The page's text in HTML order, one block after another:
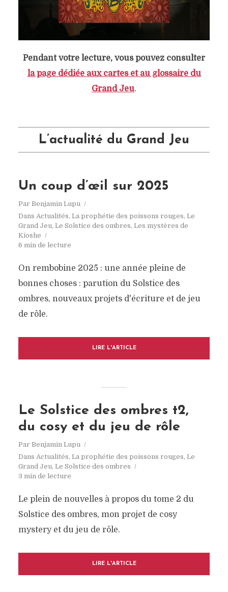
Pendant votre lecture, vous pouvez consulter
la page dédiée aux cartes et au glossaire du
Grand Jeu.
L’actualité du Grand Jeu
Un coup d’œil sur 2025
Par Benjamin Lupu
Dans Actualités, La prophétie des poissons rouges, Le
Grand Jeu, Le Solstice des ombres, Les mystères de
Kioshe
6 min de lecture
On rembobine 2025 : une année pleine de
bonnes choses : parution du Solstice des
ombres, nouveaux projets d'écriture et de jeu
de rôle.
LIRE L'ARTICLE
Le Solstice des ombres t2,
du cosy et du jeu de rôle
Par Benjamin Lupu
Dans Actualités, La prophétie des poissons rouges, Le
Grand Jeu, Le Solstice des ombres
3 min de lecture
Le plein de nouvelles à propos du tome 2 du
Solstice des ombres, mon projet de cosy
mystery et du jeu de rôle.
LIRE L'ARTICLE